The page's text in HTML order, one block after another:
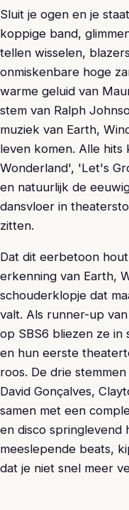
Sluit je ogen en je
koppige band,
tellen wisselen,
onmiskenbare hoge
warme geluid van
stem van Ralph
muziek van Earth,
leven komen. Alle hits
Wonderland', 'Let's
en natuurlijk de
dansvloer in
zitten.
Dat dit eerbetoon
erkenning van Earth,
schouderklopje dat
valt. Als runner-up
op SBS6 bliezen ze in
en hun eerste
roos. De drie
David Gonçalves,
samen met een
en disco springlevend
meeslepende beats,
dat je niet snel meer